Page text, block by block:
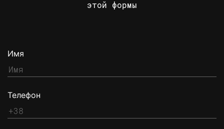
этой формы
Имя
Телефон